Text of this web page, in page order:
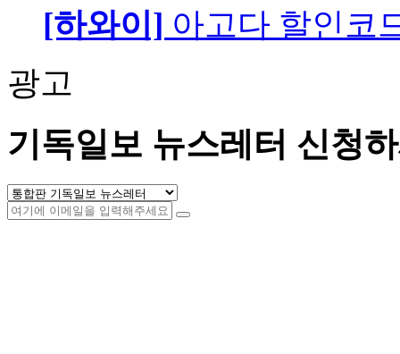
[하와이] 아고다 할인코
광고
기독일보 뉴스레터 신청